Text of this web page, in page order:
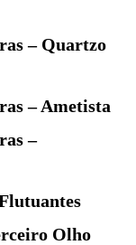
– Quartzo
– Ametista
–
Olho